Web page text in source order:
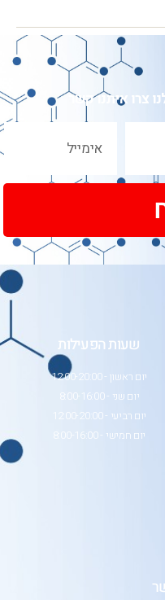
צרו איתנו קשר
שעות הפעילות
יום ראשון - 12:00-20:00
יום שני - 8:00-16:00
יום רביעי - 12:00-20:00
יום חמישי - 8:00-16:00